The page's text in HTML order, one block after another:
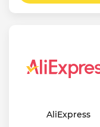
AliExpress